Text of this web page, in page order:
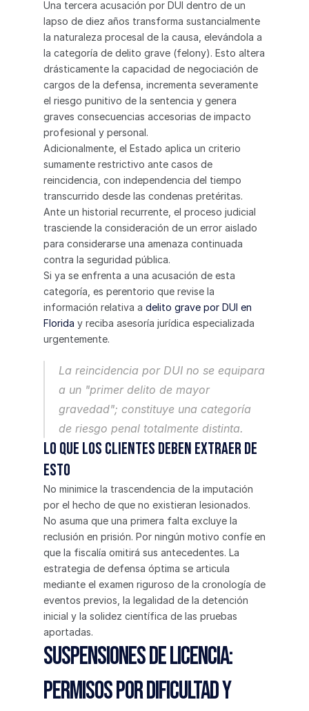
Una tercera acusación por DUI dentro de un
lapso de diez años transforma sustancialmente
la naturaleza procesal de la causa, elevándola a
la categoría de delito grave (felony). Esto altera
drásticamente la capacidad de negociación de
cargos de la defensa, incrementa severamente
el riesgo punitivo de la sentencia y genera
graves consecuencias accesorias de impacto
profesional y personal.
Adicionalmente, el Estado aplica un criterio
sumamente restrictivo ante casos de
reincidencia, con independencia del tiempo
transcurrido desde las condenas pretéritas.
Ante un historial recurrente, el proceso judicial
trasciende la consideración de un error aislado
para considerarse una amenaza continuada
contra la seguridad pública.
Si ya se enfrenta a una acusación de esta
categoría, es perentorio que revise la
información relativa a delito grave por DUI en
Florida y reciba asesoría jurídica especializada
urgentemente.
La reincidencia por DUI no se equipara
a un "primer delito de mayor
gravedad"; constituye una categoría
de riesgo penal totalmente distinta.
Lo que los clientes deben extraer de
esto
No minimice la trascendencia de la imputación
por el hecho de que no existieran lesionados.
No asuma que una primera falta excluye la
reclusión en prisión. Por ningún motivo confíe en
que la fiscalía omitirá sus antecedentes. La
estrategia de defensa óptima se articula
mediante el examen riguroso de la cronología de
eventos previos, la legalidad de la detención
inicial y la solidez científica de las pruebas
aportadas.
Suspensiones de licencia:
Permisos por dificultad y